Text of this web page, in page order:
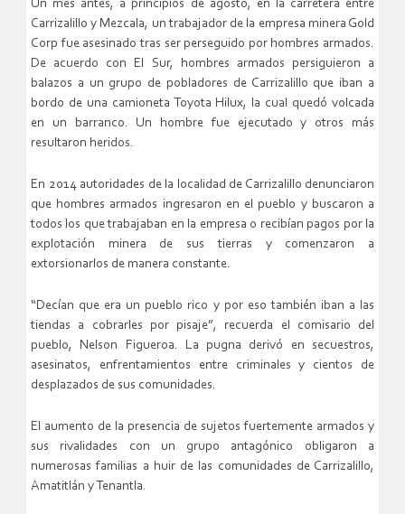
Un mes antes, a principios de agosto, en la carretera entre
Carrizalillo y Mezcala, un trabajador de la empresa minera Gold
Corp fue asesinado tras ser perseguido por hombres armados.
De acuerdo con El Sur, hombres armados persiguieron a
balazos a un grupo de pobladores de Carrizalillo que iban a
bordo de una camioneta Toyota Hilux, la cual quedó volcada
en un barranco. Un hombre fue ejecutado y otros más
resultaron heridos.
En 2014 autoridades de la localidad de Carrizalillo denunciaron
que hombres armados ingresaron en el pueblo y buscaron a
todos los que trabajaban en la empresa o recibían pagos por la
explotación minera de sus tierras y comenzaron a
extorsionarlos de manera constante.
“Decían que era un pueblo rico y por eso también iban a las
tiendas a cobrarles por pisaje”, recuerda el comisario del
pueblo, Nelson Figueroa. La pugna derivó en secuestros,
asesinatos, enfrentamientos entre criminales y cientos de
desplazados de sus comunidades.
El aumento de la presencia de sujetos fuertemente armados y
sus rivalidades con un grupo antagónico obligaron a
numerosas familias a huir de las comunidades de Carrizalillo,
Amatitlán y Tenantla.